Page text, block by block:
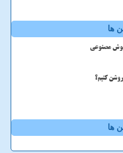
ها
هوش مصنوعی
کنیم؟
ها